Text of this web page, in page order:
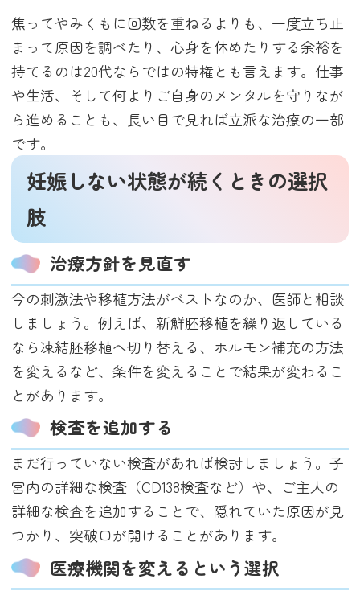
焦ってやみくもに回数を重ねるよりも、一度立ち止
まって原因を調べたり、心身を休めたりする余裕を
持てるのは20代ならではの特権とも言えます。仕事
や生活、そして何よりご自身のメンタルを守りなが
ら進めることも、長い目で見れば立派な治療の一部
です。
妊娠しない状態が続くときの選択
肢
治療方針を見直す
今の刺激法や移植方法がベストなのか、医師と相談
しましょう。例えば、新鮮胚移植を繰り返している
なら凍結胚移植へ切り替える、ホルモン補充の方法
を変えるなど、条件を変えることで結果が変わるこ
とがあります。
検査を追加する
まだ行っていない検査があれば検討しましょう。子
宮内の詳細な検査（CD138検査など）や、ご主人の
詳細な検査を追加することで、隠れていた原因が見
つかり、突破口が開けることがあります。
医療機関を変えるという選択